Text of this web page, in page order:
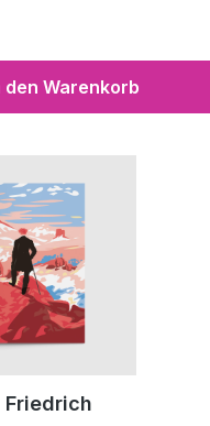
den Warenkorb
Friedrich